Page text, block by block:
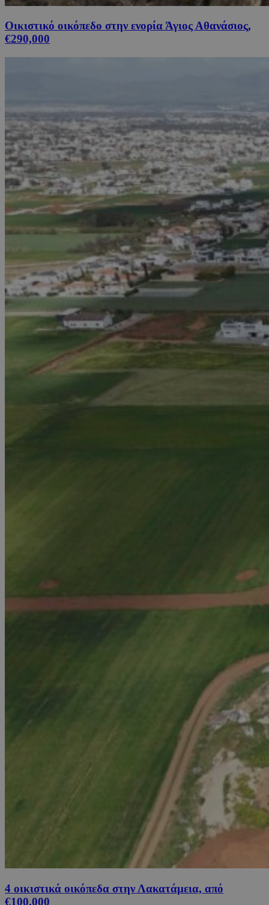
Οικιστικό οικόπεδο στην ενορία Άγιος Αθανάσιος,
€290,000
4 οικιστικά οικόπεδα στην Λακατάμεια, από
€100,000